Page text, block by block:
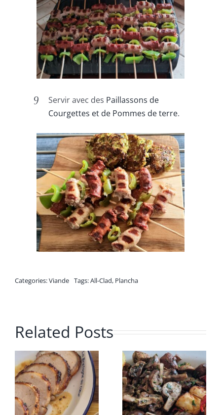
Servir avec des Paillassons de
Courgettes et de Pommes de terre.
Categories:Viande Tags:All-Clad, Plancha
Related Posts